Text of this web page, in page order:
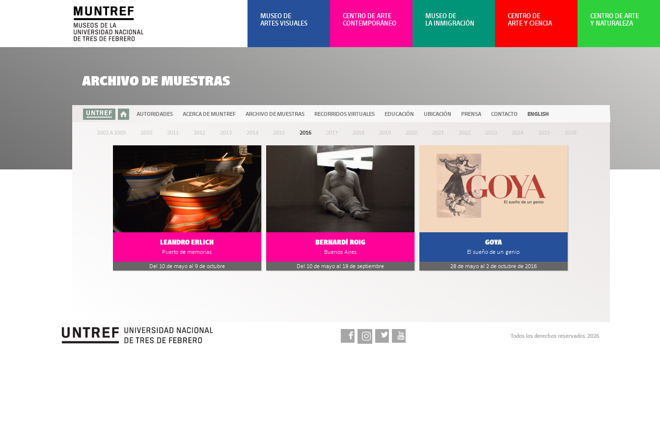
AUTORIDADES ACERCA DE MUNTREF ARCHIVO DE MUESTRAS RECORRIDOS VIRTUALES EDUCACIÓN UBICACIÓN PRENSA CONTACTO ENGLISH
ARCHIVO DE MUESTRAS
2002 A 2009 2010 2011 2012 2013 2014 2015 2016 2017 2018 2019 2020 2021 2022 2023 2024 2025 2026
LEANDRO ERLICH
Puerto de memorias
Del 10 de mayo al 9 de octubre
BERNARDÍ ROIG
Buenos Aires
Del 10 de mayo al 18 de septiembre
GOYA
El sueño de un genio
28 de mayo al 2 de octubre de 2016
Todos los derechos reservados. 2026
CENTRO DE ARTE
Y NATURALEZA
CENTRO DE
ARTE Y CIENCIA
MUSEO DE
LA INMIGRACIÓN
CENTRO DE ARTE
CONTEMPORÁNEO
MUSEO DE
ARTES VISUALES